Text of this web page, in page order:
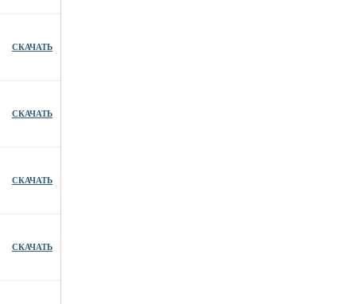
СКАЧАТЬ
СКАЧАТЬ
СКАЧАТЬ
СКАЧАТЬ